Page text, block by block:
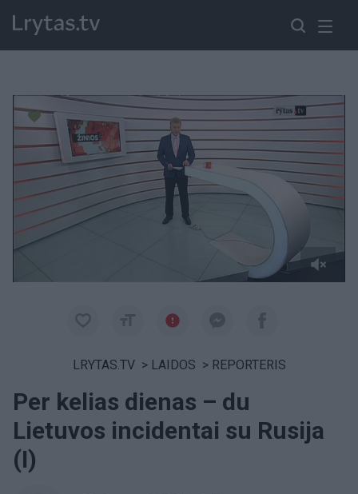
Paremkite Ukrainą
LRYTAS.TV > LAIDOS > REPORTERIS
Per kelias dienas – du
Lietuvos incidentai su Rusija
(I)